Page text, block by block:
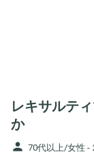
レキサルテ
か
person 70代以上/女性 -